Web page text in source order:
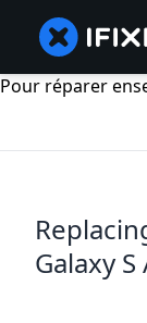
Pour réparer
Galaxy